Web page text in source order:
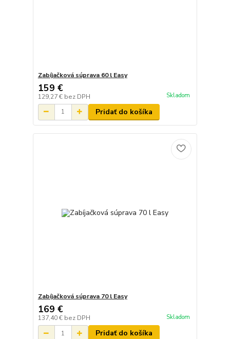
Zabíjačková súprava 60 l Easy
159 €
129,27 € bez DPH Skladom
Pridať do košíka
Zabíjačková súprava 70 l Easy
169 €
137,40 € bez DPH Skladom
Pridať do košíka